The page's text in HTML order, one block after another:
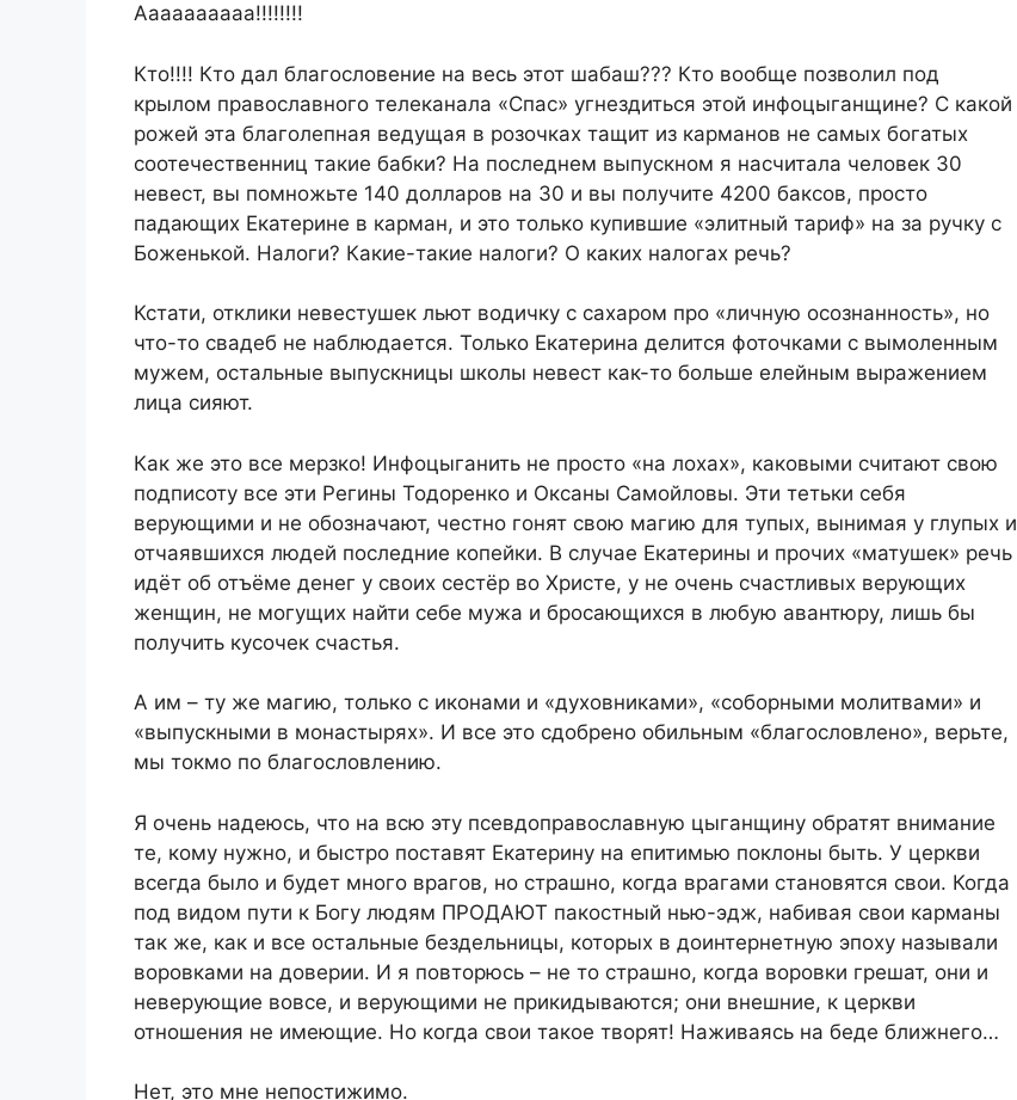
Аааааааааа!!!!!!!!
Кто!!!! Кто дал благословение на весь этот шабаш??? Кто вообще позволил под
крылом православного телеканала «Спас» угнездиться этой инфоцыганщине? С какой
рожей эта благолепная ведущая в розочках тащит из карманов не самых богатых
соотечественниц такие бабки? На последнем выпускном я насчитала человек 30
невест, вы помножьте 140 долларов на 30 и вы получите 4200 баксов, просто
падающих Екатерине в карман, и это только купившие «элитный тариф» на за ручку с
Боженькой. Налоги? Какие-такие налоги? О каких налогах речь?
Кстати, отклики невестушек льют водичку с сахаром про «личную осознанность», но
что-то свадеб не наблюдается. Только Екатерина делится фоточками с вымоленным
мужем, остальные выпускницы школы невест как-то больше елейным выражением
лица сияют.
Как же это все мерзко! Инфоцыганить не просто «на лохах», каковыми считают свою
подписоту все эти Регины Тодоренко и Оксаны Самойловы. Эти тетьки себя
верующими и не обозначают, честно гонят свою магию для тупых, вынимая у глупых и
отчаявшихся людей последние копейки. В случае Екатерины и прочих «матушек» речь
идёт об отъёме денег у своих сестёр во Христе, у не очень счастливых верующих
женщин, не могущих найти себе мужа и бросающихся в любую авантюру, лишь бы
получить кусочек счастья.
А им – ту же магию, только с иконами и «духовниками», «соборными молитвами» и
«выпускными в монастырях». И все это сдобрено обильным «благословлено», верьте,
мы токмо по благословлению.
Я очень надеюсь, что на всю эту псевдоправославную цыганщину обратят внимание
те, кому нужно, и быстро поставят Екатерину на епитимью поклоны быть. У церкви
всегда было и будет много врагов, но страшно, когда врагами становятся свои. Когда
под видом пути к Богу людям ПРОДАЮТ пакостный нью-эдж, набивая свои карманы
так же, как и все остальные бездельницы, которых в доинтернетную эпоху называли
воровками на доверии. И я повторюсь – не то страшно, когда воровки грешат, они и
неверующие вовсе, и верующими не прикидываются; они внешние, к церкви
отношения не имеющие. Но когда свои такое творят! Наживаясь на беде ближнего…
Нет, это мне непостижимо.